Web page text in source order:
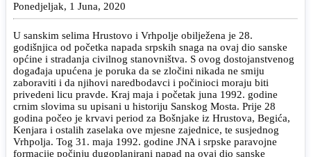
Ponedjeljak, 1 Juna, 2020
U sanskim selima Hrustovo i Vrhpolje obilježena je 28.
godišnjica od početka napada srpskih snaga na ovaj dio sanske
općine i stradanja civilnog stanovništva. S ovog dostojanstvenog
događaja upućena je poruka da se zločini nikada ne smiju
zaboraviti i da njihovi naredbodavci i počinioci moraju biti
privedeni licu pravde. Kraj maja i početak juna 1992. godine
crnim slovima su upisani u historiju Sanskog Mosta. Prije 28
godina počeo je krvavi period za Bošnjake iz Hrustova, Begića,
Kenjara i ostalih zaselaka ove mjesne zajednice, te susjednog
Vrhpolja. Tog 31. maja 1992. godine JNA i srpske paravojne
formacije počinju dugoplanirani napad na ovaj dio sanske